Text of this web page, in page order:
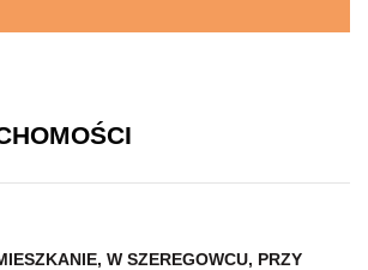
W SZEREGOWCU, PRZY